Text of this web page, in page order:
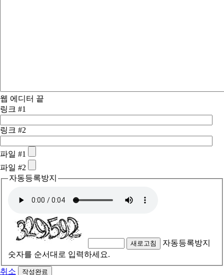
웹 에디터 끝
링크 #1
링크 #2
파일 #1
파일 #2
자동등록방지
새로고침
자동등록방지
숫자를 순서대로 입력하세요.
취소
작성완료